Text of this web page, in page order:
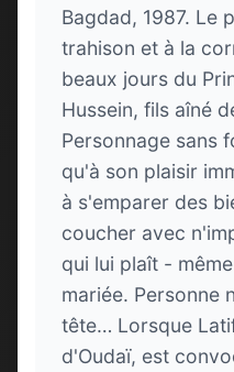
Bagdad, 1987. Le
trahison et à la
beaux jours du
Hussein, fils aîné
Personnage sans
qu'à son plaisir
à s'emparer des
coucher avec
qui lui plaît -
mariée. Personne
tête… Lorsque
d'Oudaï, est